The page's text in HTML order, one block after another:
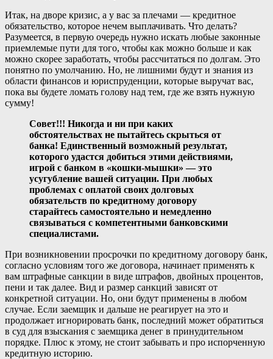
Итак, на дворе кризис, а у вас за плечами — кредитное
обязательство, которое нечем выплачивать. Что делать?
Разумеется, в первую очередь нужно искать любые законные
приемлемые пути для того, чтобы как можно больше и как
можно скорее заработать, чтобы рассчитаться по долгам. Это
понятно по умолчанию. Но, не лишними будут и знания из
области финансов и юриспруденции, которые выручат вас,
пока вы будете ломать голову над тем, где же взять нужную
сумму!
Совет!!! Никогда и ни при каких
обстоятельствах не пытайтесь скрыться от
банка! Единственный возможный результат,
которого удастся добиться этими действиями,
игрой с банком в «кошки-мышки» — это
усугубление вашей ситуации. При любых
проблемах с оплатой своих долговых
обязательств по кредитному договору
старайтесь самостоятельно и немедленно
связываться с компетентными банковскими
специалистами.
При возникновении просрочки по кредитному договору банк,
согласно условиям того же договора, начинает применять к
вам штрафные санкции в виде штрафов, двойных процентов,
пени и так далее. Вид и размер санкций зависят от
конкретной ситуации. Но, они будут применены в любом
случае. Если заемщик и дальше не реагирует на это и
продолжает игнорировать банк, последний может обратиться
в суд для взыскания с заемщика денег в принудительном
порядке. Плюс к этому, не стоит забывать и про испорченную
кредитную историю.